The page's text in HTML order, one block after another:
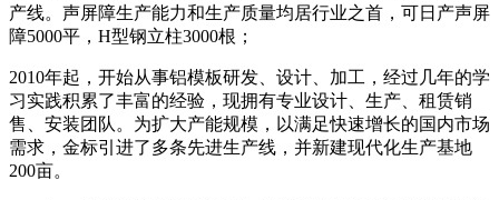
产线。声屏障生产能力和生产质量均居行业之首，可日产声屏
障5000平，H型钢立柱3000根；
2010年起，开始从事铝模板研发、设计、加工，经过几年的学
习实践积累了丰富的经验，现拥有专业设计、生产、租赁销
售、安装团队。为扩大产能规模，以满足快速增长的国内市场
需求，金标引进了多条先进生产线，并新建现代化生产基地
200亩。